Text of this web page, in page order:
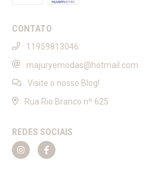
CONTATO
11959813046
majuryemodas@hotmail.com
Visite o nosso Blog!
Rua Rio Branco nº 625
REDES SOCIAIS